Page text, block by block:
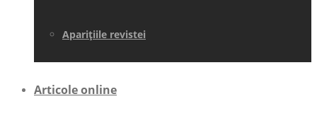
Aparițiile revistei
Articole online